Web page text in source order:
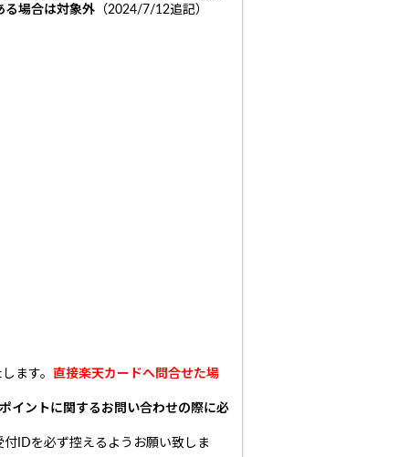
る場合は対象外 （2024/7/12追記）
ます。 直接楽天カードへ問合せた場
イントに関するお問い合わせの際に必
IDを必ず控えるようお願い致しま